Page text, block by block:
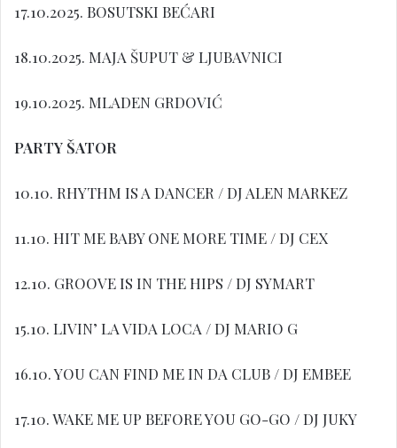
17.10.2025. BOSUTSKI BEĆARI
18.10.2025. MAJA ŠUPUT & LJUBAVNICI
19.10.2025. MLADEN GRDOVIĆ
PARTY ŠATOR
10.10. RHYTHM IS A DANCER / DJ ALEN MARKEZ
11.10. HIT ME BABY ONE MORE TIME / DJ CEX
12.10. GROOVE IS IN THE HIPS / DJ SYMART
15.10. LIVIN’ LA VIDA LOCA / DJ MARIO G
16.10. YOU CAN FIND ME IN DA CLUB / DJ EMBEE
17.10. WAKE ME UP BEFORE YOU GO-GO / DJ JUKY